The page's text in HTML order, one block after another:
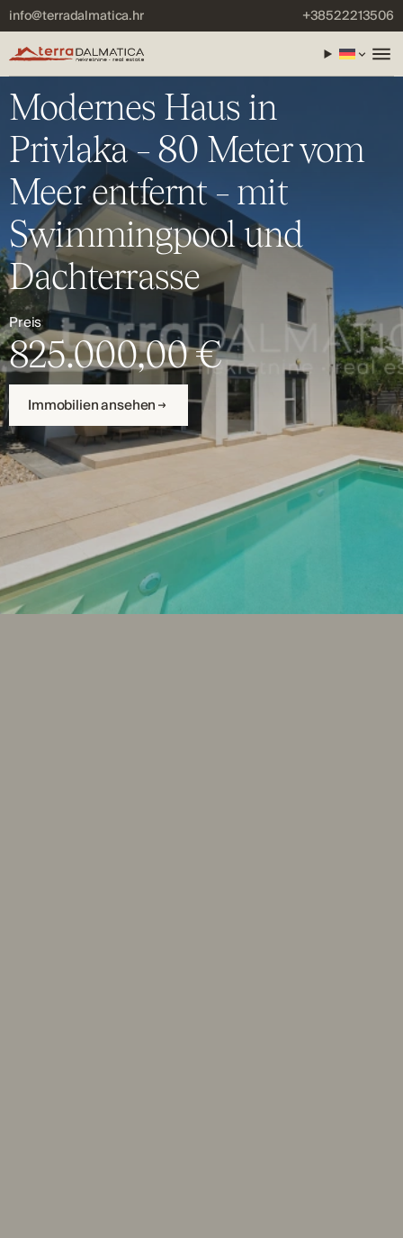
info@terradalmatica.hr +38522213506
Modernes Haus in
Privlaka – 80 Meter vom
Meer entfernt – mit
Swimmingpool und
Dachterrasse
Preis
825.000,00 €
Immobilien ansehen